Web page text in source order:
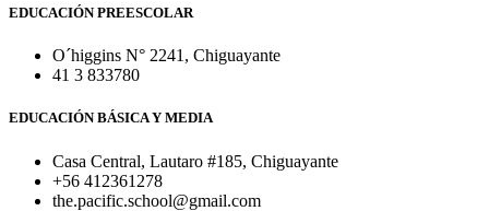
EDUCACIÓN PREESCOLAR
O´higgins N° 2241, Chiguayante
41 3 833780
EDUCACIÓN BÁSICA Y MEDIA
Casa Central, Lautaro #185, Chiguayante
+56 412361278
the.pacific.school@gmail.com